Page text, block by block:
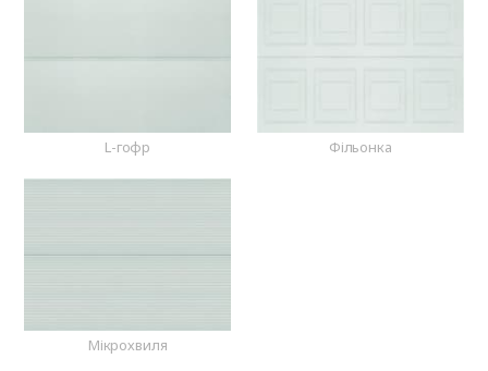
L-гофр Фільонка
Мікрохвиля